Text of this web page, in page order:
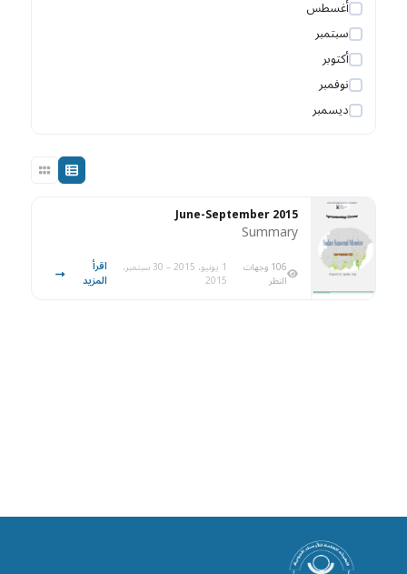
أغسطس
سبتمبر
أكتوبر
نوفمبر
ديسمبر
June-September 2015
Summary
106 وجهات
النظر
1 يونيو، 2015 – 30 سبتمبر،
2015
اقرأ
المزيد